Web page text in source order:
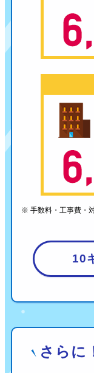
※ 手数料・工事費・
10
さらに